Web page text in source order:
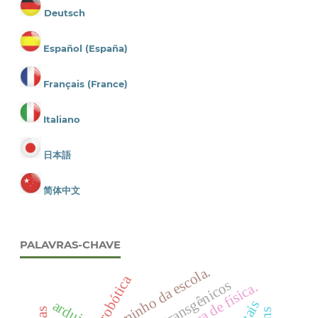
Deutsch
Español (España)
Français (France)
Italiano
日本語
简体中文
PALAVRAS-CHAVE
robótica transgênicos